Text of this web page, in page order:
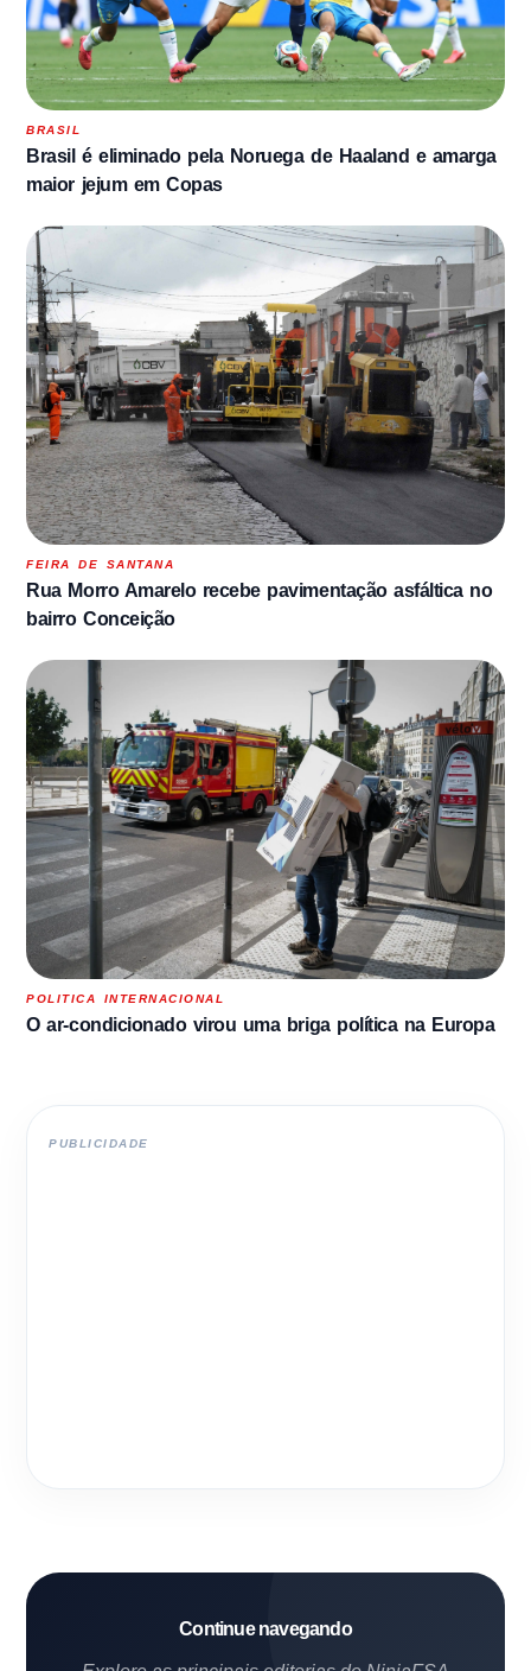
BRASIL
Brasil é eliminado pela Noruega de Haaland e amarga
maior jejum em Copas
FEIRA DE SANTANA
Rua Morro Amarelo recebe pavimentação asfáltica no
bairro Conceição
POLITICA INTERNACIONAL
O ar-condicionado virou uma briga política na Europa
PUBLICIDADE
Continue navegando